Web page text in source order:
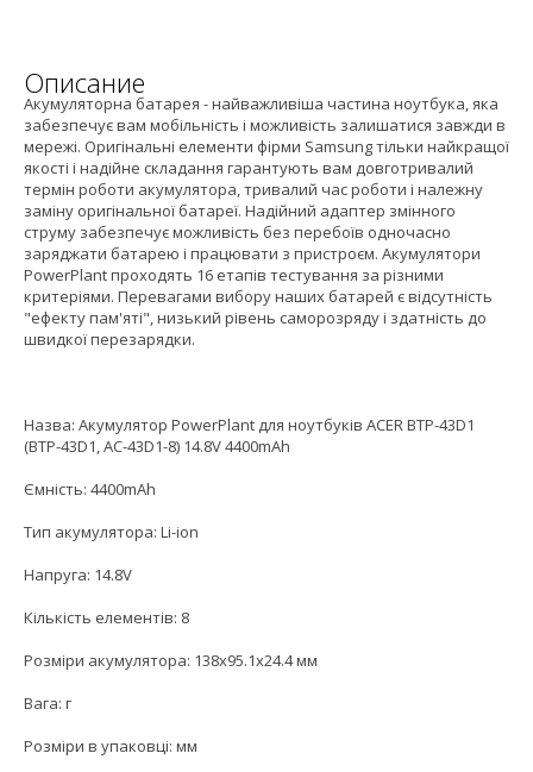
Описание
Акумуляторна батарея - найважливіша частина ноутбука, яка
забезпечує вам мобільність і можливість залишатися завжди в
мережі. Оригінальні елементи фірми Samsung тільки найкращої
якості і надійне складання гарантують вам довготривалий
термін роботи акумулятора, тривалий час роботи і належну
заміну оригінальної батареї. Надійний адаптер змінного
струму забезпечує можливість без перебоїв одночасно
заряджати батарею і працювати з пристроєм. Акумулятори
PowerPlant проходять 16 етапів тестування за різними
критеріями. Перевагами вибору наших батарей є відсутність
"ефекту пам'яті", низький рівень саморозряду і здатність до
швидкої перезарядки.
Назва: Акумулятор PowerPlant для ноутбуків ACER BTP-43D1
(BTP-43D1, AC-43D1-8) 14.8V 4400mAh
Ємність: 4400mAh
Тип акумулятора: Li-ion
Напруга: 14.8V
Кількість елементів: 8
Розміри акумулятора: 138x95.1x24.4 мм
Вага: г
Розміри в упаковці: мм